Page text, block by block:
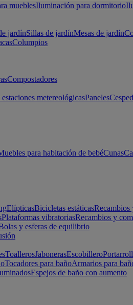
mueblesIluminación para dormitorio
jardínSillas de jardínMesas de jardín
Columpios
Compostadores
metereológicasPaneles
para habitación de bebéCunas
ElípticasBicicletas estáticasRecambios
Plataformas vibratoriasRecambios y
y esferas de equilibrio
ToallerosJabonerasEscobillero
Tocadores para bañoArmarios para
Espejos de baño con aumento